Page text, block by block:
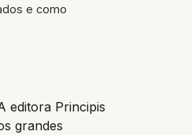
e como
editora Principis
grandes